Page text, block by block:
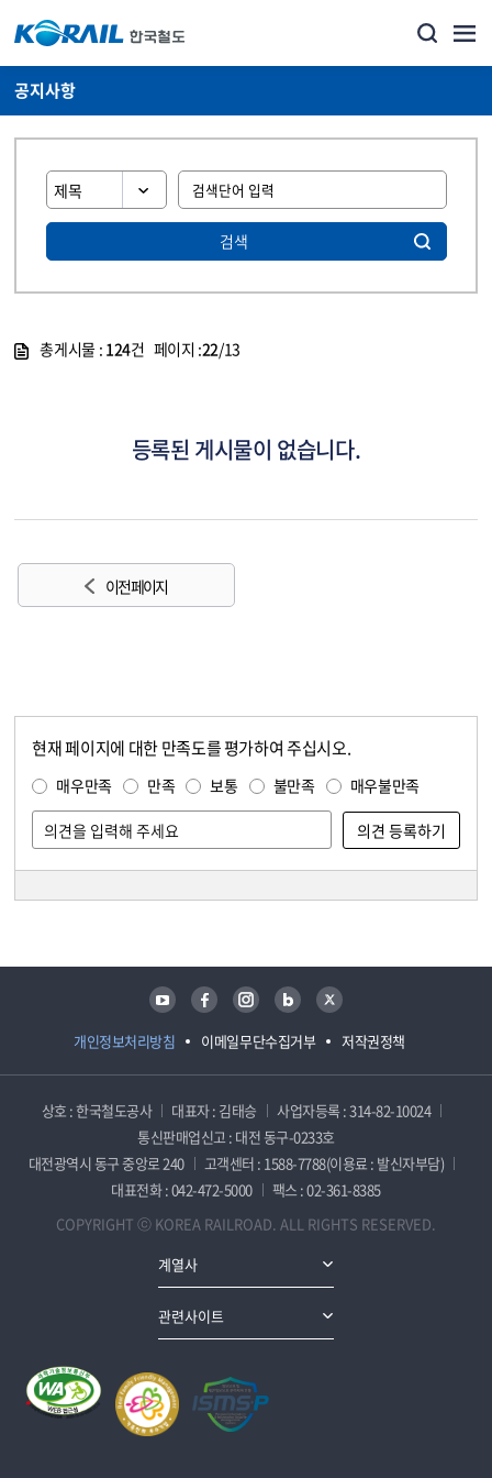
공지사항
검색
총게시물 : 124건 페이지 :22/13
등록된 게시물이 없습니다.
이전 페이지
현재 페이지에 대한 만족도를 평가하여 주십시오.
매우만족 만족 보통 불만족 매우불만족
개인정보처리방침 이메일무단수집거부 저작권정책
유튜브 페이스북 인스타그램 블로그 트위터
상호 : 한국철도공사 대표자 : 김태승
사업자등록 : 314-82-10024
통신판매업신고 : 대전 동구-0233호
대전광역시 동구 중앙로 240
고객센터 : 1588-7788(이용료 : 발신자부담)
대표전화 : 042-472-5000
팩스 : 02-361-8385
COPYRIGHT ⓒ KOREA RAILROAD. ALL RIGHTS RESERVED.
계열사
관련사이트